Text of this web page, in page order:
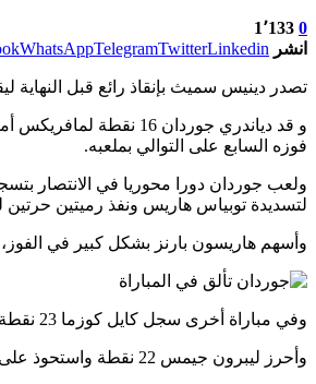
0 1٬133
انشر
WhatsAppTelegramTwitterLinkedin
تصدر دينيس سميث بإنقاذ رائع قبل النهاية ليقود فريقه
فوزه السابع على التوالي بملعبه.
لتسديدة توبياس هاريس ونفذ رميتين
وأسهم هاريسون بارنز بشكل كبير في الفوز، وكان الأكثر تسجيلا برصيد 30 نقطة، واستحوذ على 9 كرات مرتدة، كما أحرز
وفي مباراة أخرى سجل كايل كوزما 23 نقطة واستحوذ على 8 كرات مرتدة ليقود لوس أنجلوس ليكرز للفوز 120-96 على فينكس صنز، محققا فوزه الثالث على التوالي.
وأحرز ليبرون جيمس 22 نقطة واستحوذ على 6 كرات مرتدة، كما مرر 8 كرات حاسمة، بينما سجل براندون انجرام 15 نقطة لصالح ليكرز.